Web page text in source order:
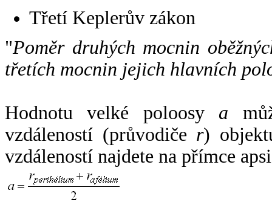
Třetí Keplerův zákon
"Poměr druhých mocnin
třetích mocnin jejich hlavních
Hodnotu velké poloosy a
vzdáleností (průvodiče r)
vzdáleností najdete na přímce